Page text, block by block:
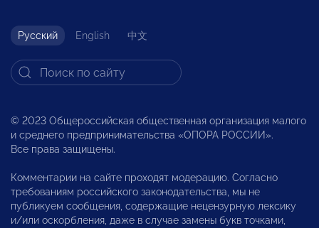
Русский English 中文
© 2023 Общероссийская общественная организация малого
и среднего предпринимательства «ОПОРА РОССИИ».
Все права защищены.
Комментарии на сайте проходят модерацию. Согласно
требованиям российского законодательства, мы не
публикуем сообщения, содержащие нецензурную лексику
и/или оскорбления, даже в случае замены букв точками,